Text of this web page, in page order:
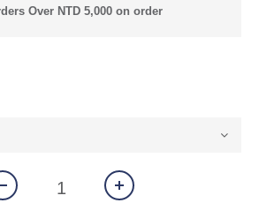
Over NTD 5,000 on order